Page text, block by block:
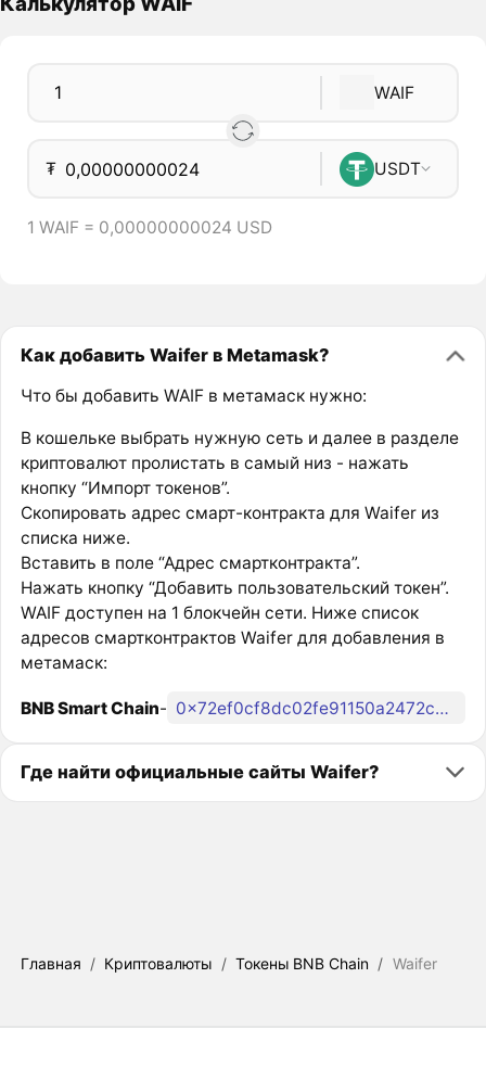
WAIF
₮ USDT
1 WAIF = 0,00000000024 USD
Как добавить Waifer в Metamask?
Что бы добавить WAIF в метамаск нужно:
В кошельке выбрать нужную сеть и далее в разделе
криптовалют пролистать в самый низ - нажать
кнопку “Импорт токенов”.
Скопировать адрес смарт-контракта для Waifer из
списка ниже.
Вставить в поле “Адрес смартконтракта”.
Нажать кнопку “Добавить пользовательский токен”.
WAIF доступен на 1 блокчейн сети. Ниже список
адресов смартконтрактов Waifer для добавления в
метамаск:
BNB Smart Chain- 0x72ef0cf8dc02fe91150a2472cc551de929e22fac
Где найти официальные сайты Waifer?
Главная / Криптовалюты / Токены BNB Chain / Waifer